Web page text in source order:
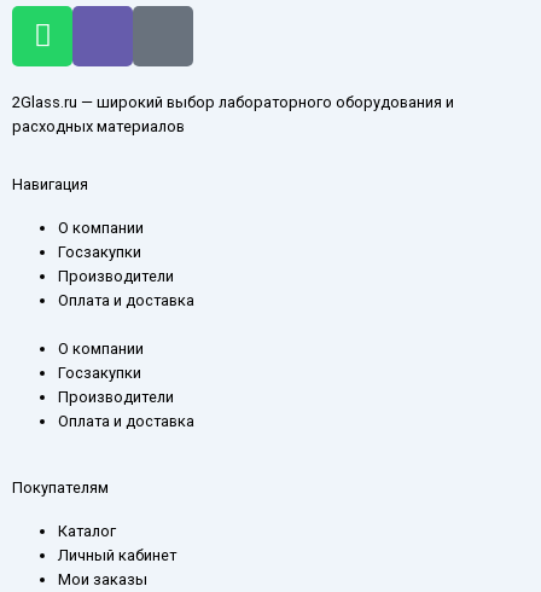
W
h
t
s
p
p
e
r
e
g
p
e
2Glass.ru — широкий выбор лабораторного оборудования и
расходных материалов
Навигация
О компании
Госзакупки
Производители
Оплата и доставка
О компании
Госзакупки
Производители
Оплата и доставка
Покупателям
Каталог
Личный кабинет
Мои заказы